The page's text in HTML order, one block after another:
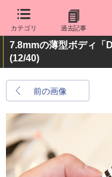
カテゴリ 過去記事
7.8mmの薄型ボディ「
(12/40)
前の画像